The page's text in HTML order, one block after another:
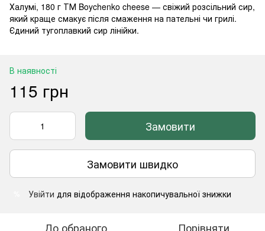
Халумі, 180 г ТМ Boychenko cheese — свіжий розсільний сир,
який краще смакує після смаження на пательні чи грилі.
Єдиний тугоплавкий сир лінійки.
В наявності
115 грн
Замовити
Замовити швидко
Увійти для відображення накопичувальної знижки
До обраного Порівняти